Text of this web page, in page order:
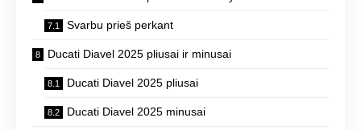
Svarbu prieš perkant
Ducati Diavel 2025 pliusai ir minusai
Ducati Diavel 2025 pliusai
Ducati Diavel 2025 minusai